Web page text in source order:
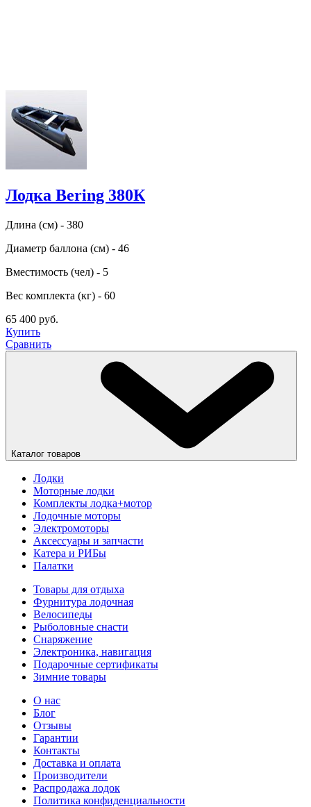
Лодка Bering 380К
Длина (см) - 380
Диаметр баллона (см) - 46
Вместимость (чел) - 5
Вес комплекта (кг) - 60
65 400 руб.
Купить
Сравнить
Каталог товаров
Лодки
Моторные лодки
Комплекты лодка+мотор
Лодочные моторы
Электромоторы
Аксессуары и запчасти
Катера и РИБы
Палатки
Товары для отдыха
Фурнитура лодочная
Велосипеды
Рыболовные снасти
Снаряжение
Электроника, навигация
Подарочные сертификаты
Зимние товары
О нас
Блог
Отзывы
Гарантии
Контакты
Доставка и оплата
Производители
Распродажа лодок
Политика конфиденциальности